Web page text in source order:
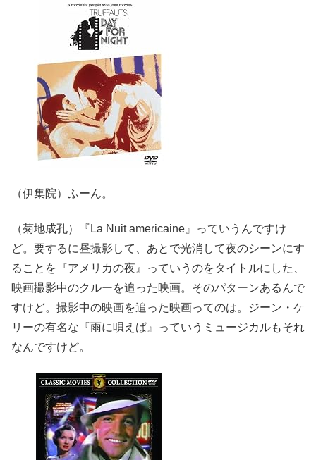
（伊集院）ふーん。
（菊地成孔）『La Nuit americaine』っていうんですけ
ど。要するに昼撮影して、あとで光消して夜のシーンにす
ることを『アメリカの夜』っていうのをタイトルにした、
映画撮影中のクルーを追った映画。そのパターンあるんで
すけど。撮影中の映画を追った映画ってのは。ジーン・ケ
リーの有名な『雨に唄えば』っていうミュージカルもそれ
なんですけど。